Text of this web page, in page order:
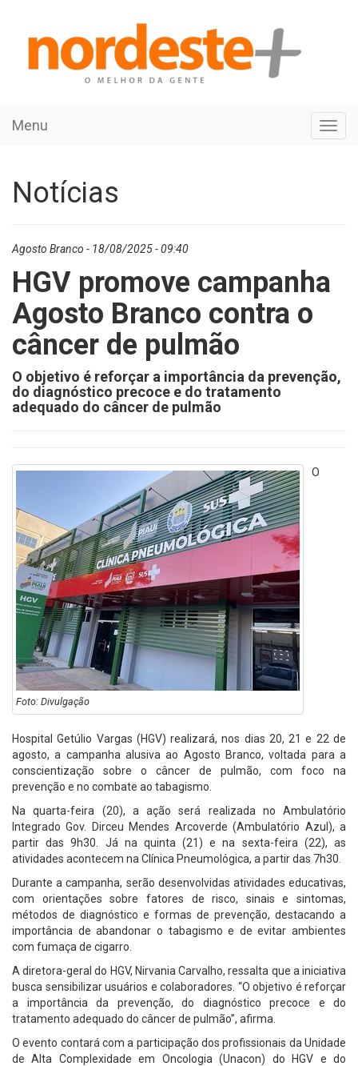
Menu
Notícias
Agosto Branco - 18/08/2025 - 09:40
HGV promove campanha
Agosto Branco contra o
câncer de pulmão
O objetivo é reforçar a importância da prevenção,
do diagnóstico precoce e do tratamento
adequado do câncer de pulmão
Foto: Divulgação
O
Hospital Getúlio Vargas (HGV) realizará, nos dias 20, 21 e 22 de
agosto, a campanha alusiva ao Agosto Branco, voltada para a
conscientização sobre o câncer de pulmão, com foco na
prevenção e no combate ao tabagismo.
Na quarta-feira (20), a ação será realizada no Ambulatório
Integrado Gov. Dirceu Mendes Arcoverde (Ambulatório Azul), a
partir das 9h30. Já na quinta (21) e na sexta-feira (22), as
atividades acontecem na Clínica Pneumológica, a partir das 7h30.
Durante a campanha, serão desenvolvidas atividades educativas,
com orientações sobre fatores de risco, sinais e sintomas,
métodos de diagnóstico e formas de prevenção, destacando a
importância de abandonar o tabagismo e de evitar ambientes
com fumaça de cigarro.
A diretora-geral do HGV, Nirvania Carvalho, ressalta que a iniciativa
busca sensibilizar usuários e colaboradores. “O objetivo é reforçar
a importância da prevenção, do diagnóstico precoce e do
tratamento adequado do câncer de pulmão”, afirma.
O evento contará com a participação dos profissionais da Unidade
de Alta Complexidade em Oncologia (Unacon) do HGV e do